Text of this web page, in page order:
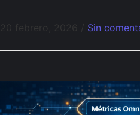
20 febrero, 2026 Sin